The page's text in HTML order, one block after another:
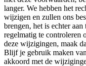
langer. We hebben het
wijzigen en zullen ons
brengen, het is echter
regelmatig te controleren
deze wijzigingen, maak
Blijf je gebruik maken
akkoord met de